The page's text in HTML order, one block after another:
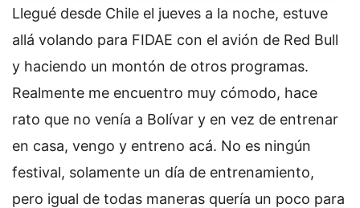
Llegué desde Chile el jueves a la noche, estuve
allá volando para FIDAE con el avión de Red Bull
y haciendo un montón de otros programas.
Realmente me encuentro muy cómodo, hace
rato que no venía a Bolívar y en vez de entrenar
en casa, vengo y entreno acá. No es ningún
festival, solamente un día de entrenamiento,
pero igual de todas maneras quería un poco para